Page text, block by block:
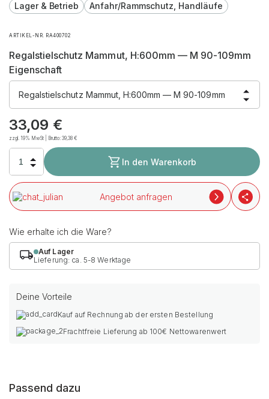
Lager & Betrieb Anfahr/Rammschutz, Handläufe
ARTIKEL-NR. RA400702
Regalstielschutz Mammut, H:600mm — M 90-109mm
Eigenschaft
Regalstielschutz Mammut, H:600mm — M 90-109mm
33,09 €
zzgl. 19% MwSt | Brutto:39,38€
In den Warenkorb
Angebot anfragen
Wie erhalte ich die Ware?
Auf Lager
Lieferung: ca. 5-8 Werktage
Deine Vorteile
Kauf auf Rechnung ab der ersten Bestellung
Frachtfreie Lieferung ab 100€ Nettowarenwert
Passend dazu